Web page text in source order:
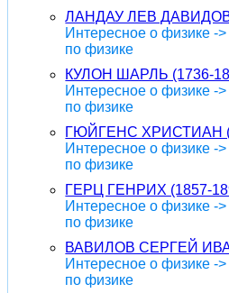
ЛАНДАУ ЛЕВ
Интересное о физике -
по физике
КУЛОН ШАРЛЬ (1736-
Интересное о физике -
по физике
ГЮЙГЕНС ХРИСТИАН
Интересное о физике -
по физике
ГЕРЦ ГЕНРИХ (1857-
Интересное о физике -
по физике
ВАВИЛОВ СЕРГЕЙ
Интересное о физике -
по физике